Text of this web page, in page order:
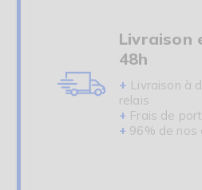
Livraison
48h
+ Livraison à
relais
+ Frais de
+ 96% de nos